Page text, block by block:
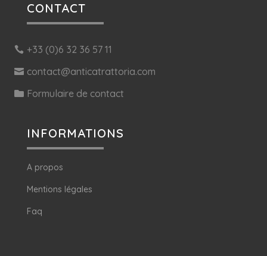
CONTACT
+33 (0)6 32 36 57 11
contact@anticatrattoria.com
Formulaire de contact
INFORMATIONS
A propos
Mentions légales
Faq